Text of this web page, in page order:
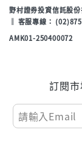
野村證券投資信託股
‖ 客服專線：
AMK01-250400072
訂閱